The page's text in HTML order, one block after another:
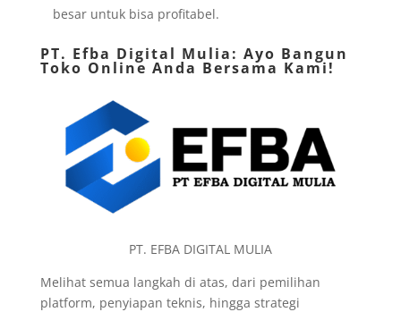
besar untuk bisa profitabel.
PT. Efba Digital Mulia: Ayo Bangun
Toko Online Anda Bersama Kami!
PT. EFBA DIGITAL MULIA
Melihat semua langkah di atas, dari pemilihan
platform, penyiapan teknis, hingga strategi